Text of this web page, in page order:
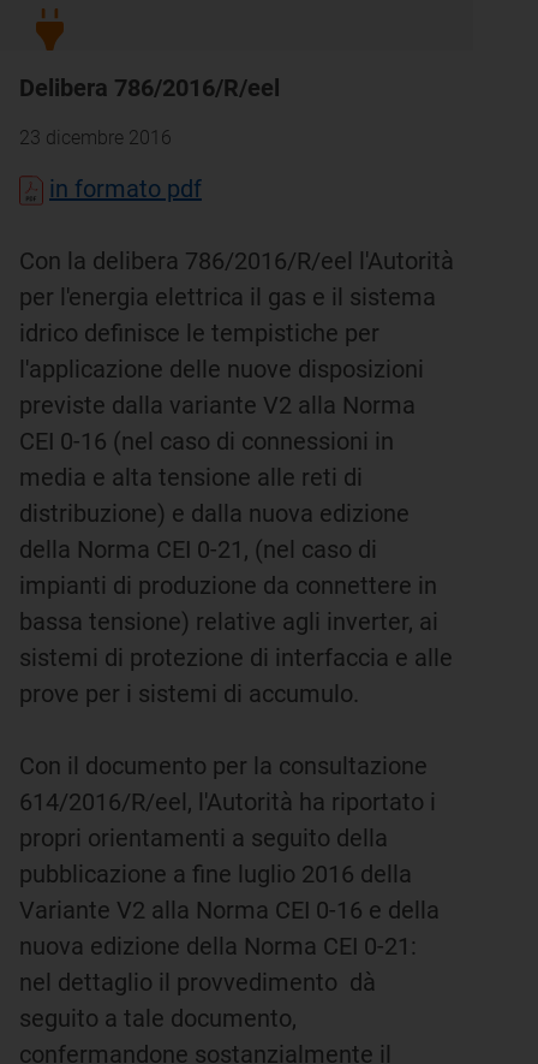
Delibera 786/2016/R/eel
23 dicembre 2016
in formato pdf
Con la delibera 786/2016/R/eel l'Autorità
per l'energia elettrica il gas e il sistema
idrico definisce le tempistiche per
l'applicazione delle nuove disposizioni
previste dalla variante V2 alla Norma
CEI 0-16 (nel caso di connessioni in
media e alta tensione alle reti di
distribuzione) e dalla nuova edizione
della Norma CEI 0-21, (nel caso di
impianti di produzione da connettere in
bassa tensione) relative agli inverter, ai
sistemi di protezione di interfaccia e alle
prove per i sistemi di accumulo.
Con il documento per la consultazione
614/2016/R/eel, l'Autorità ha riportato i
propri orientamenti a seguito della
pubblicazione a fine luglio 2016 della
Variante V2 alla Norma CEI 0-16 e della
nuova edizione della Norma CEI 0-21:
nel dettaglio il provvedimento dà
seguito a tale documento,
confermandone sostanzialmente il